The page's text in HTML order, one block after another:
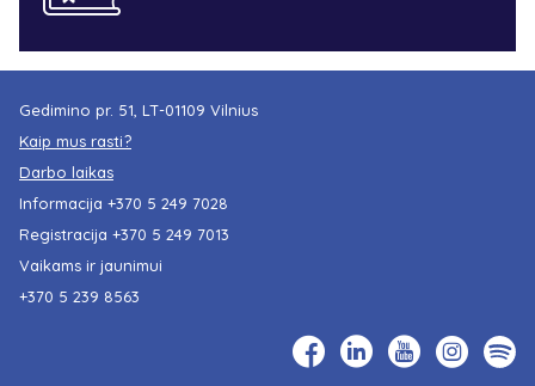
Gedimino pr. 51, LT-01109 Vilnius
Kaip mus rasti?
Darbo laikas
Informacija +370 5 249 7028
Registracija +370 5 249 7013
Vaikams ir jaunimui
+370 5 239 8563